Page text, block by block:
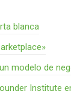
blanca
modelo de
Institute